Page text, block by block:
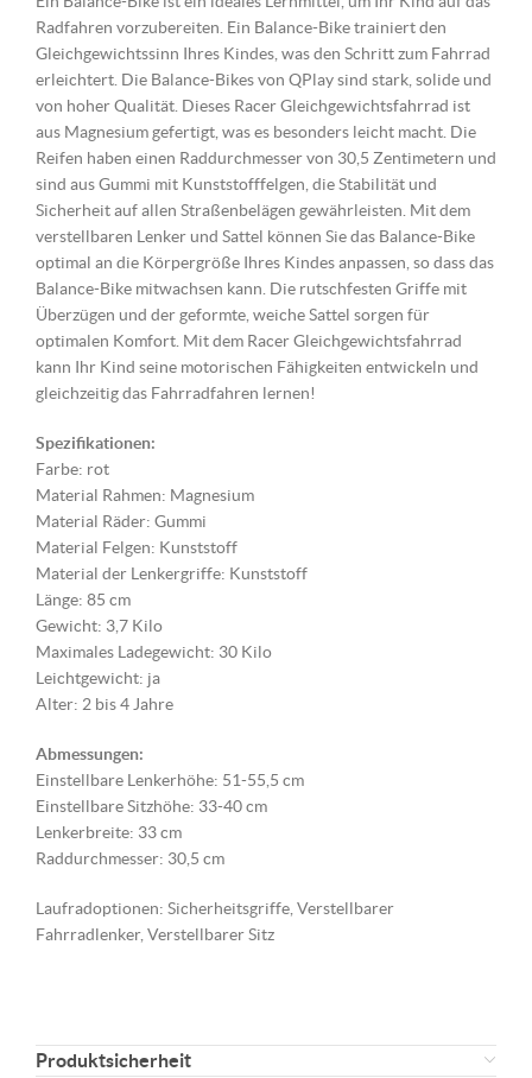
Radfahren vorzubereiten. Ein Balance-Bike trainiert den
Gleichgewichtssinn Ihres Kindes, was den Schritt zum Fahrrad
erleichtert. Die Balance-Bikes von QPlay sind stark, solide und
von hoher Qualität. Dieses Racer Gleichgewichtsfahrrad ist
aus Magnesium gefertigt, was es besonders leicht macht. Die
Reifen haben einen Raddurchmesser von 30,5 Zentimetern und
sind aus Gummi mit Kunststofffelgen, die Stabilität und
Sicherheit auf allen Straßenbelägen gewährleisten. Mit dem
verstellbaren Lenker und Sattel können Sie das Balance-Bike
optimal an die Körpergröße Ihres Kindes anpassen, so dass das
Balance-Bike mitwachsen kann. Die rutschfesten Griffe mit
Überzügen und der geformte, weiche Sattel sorgen für
optimalen Komfort. Mit dem Racer Gleichgewichtsfahrrad
kann Ihr Kind seine motorischen Fähigkeiten entwickeln und
gleichzeitig das Fahrradfahren lernen!
Spezifikationen:
Farbe: rot
Material Rahmen: Magnesium
Material Räder: Gummi
Material Felgen: Kunststoff
Material der Lenkergriffe: Kunststoff
Länge: 85 cm
Gewicht: 3,7 Kilo
Maximales Ladegewicht: 30 Kilo
Leichtgewicht: ja
Alter: 2 bis 4 Jahre
Abmessungen:
Einstellbare Lenkerhöhe: 51-55,5 cm
Einstellbare Sitzhöhe: 33-40 cm
Lenkerbreite: 33 cm
Raddurchmesser: 30,5 cm
Laufradoptionen: Sicherheitsgriffe, Verstellbarer
Fahrradlenker, Verstellbarer Sitz
Produktsicherheit